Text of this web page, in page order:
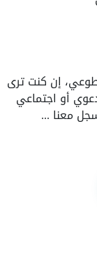
إن كنت ترى
أو اجتماعي
معنا ...